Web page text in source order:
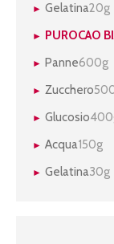
Gelatina20g
PUROCAO
Panne600g
Zucchero
Glucosio
Acqua150g
Gelatina30g